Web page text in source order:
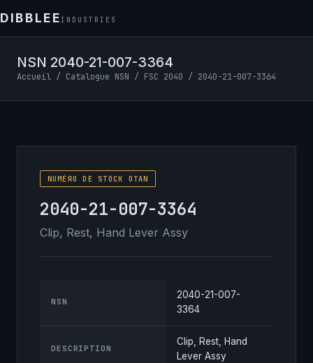
DIBBLEEINDUSTRIES
NSN 2040-21-007-3364
Accueil / Catalogue NSN / FSC 2040 / 2040-21-007-3364
NUMÉRO DE STOCK OTAN
2040-21-007-3364
Clip, Rest, Hand Lever Assy
NSN
2040-21-007-
3364
DESCRIPTION
Clip, Rest, Hand
Lever Assy